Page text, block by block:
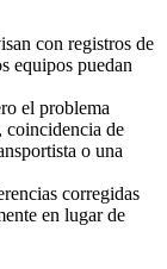
con registros de
equipos puedan
el problema
coincidencia de
o una
corregidas
en lugar de